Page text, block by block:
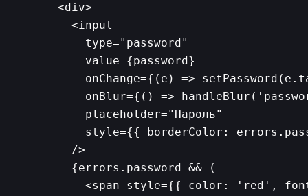
      <div>
        <input
          type="password"
          value={password}
onChange={(e) =>
onBlur={() =>
          placeholder="Пароль"
style={{ borderColor:
        />
        {errors.password && (
<span style={{ color: 'red',